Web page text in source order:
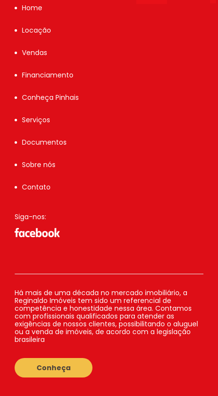
Home
Locação
Vendas
Financiamento
Conheça Pinhais
Serviços
Documentos
Sobre nós
Contato
Siga-nos:
Há mais de uma década no mercado imobiliário, a
Reginaldo Imóveis tem sido um referencial de
competência e honestidade nessa área. Contamos
com profissionais qualificados para atender as
exigências de nossos clientes, possibilitando o aluguel
ou a venda de imóveis, de acordo com a legislação
brasileira
Conheça